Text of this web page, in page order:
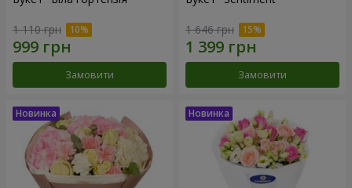
1 110 грн
Замовити
1 646 грн
Замовити